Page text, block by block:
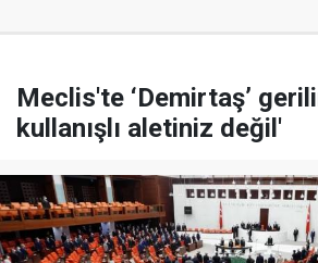
Meclis'te ‘Demirtaş’
kullanışlı aletiniz değil'